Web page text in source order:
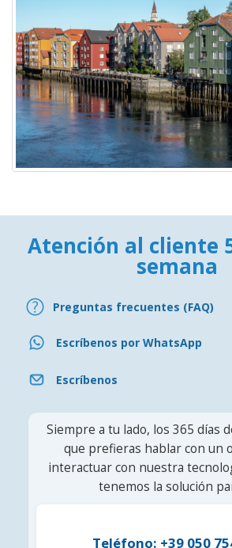
Atención al cliente
semana
Preguntas frecuentes (FAQ)
Escríbenos por WhatsApp
Escríbenos
Siempre a tu lado, los 365 días
que prefieras hablar con un
interactuar con nuestra
tenemos la solución
Teléfono: +39 050